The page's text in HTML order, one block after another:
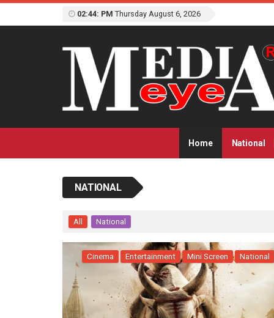
02:44: PM Thursday August 6, 2026
Home National
NATIONAL
All National
Cinema Entertainment Mini Screen National